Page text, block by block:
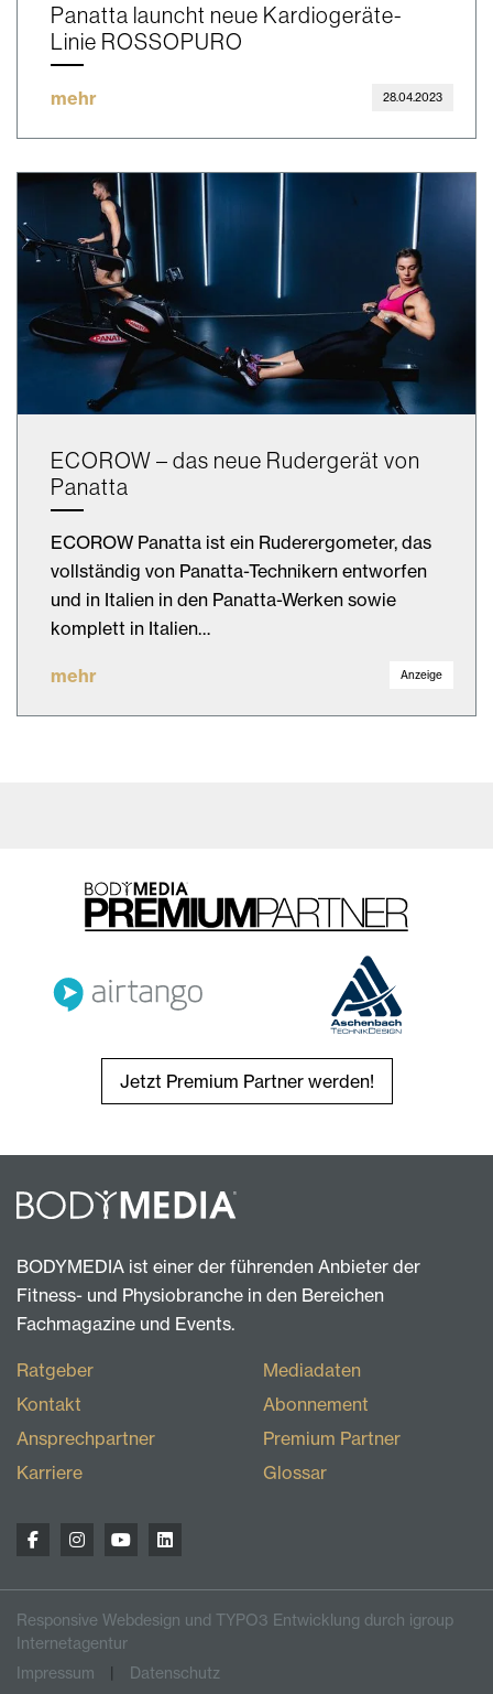
Panatta launcht neue Kardiogeräte-
Linie ROSSOPURO
mehr 28.04.2023
ECOROW – das neue Rudergerät von
Panatta
ECOROW Panatta ist ein Ruderergometer, das
vollständig von Panatta-Technikern entworfen
und in Italien in den Panatta-Werken sowie
komplett in Italien…
mehr Anzeige
Jetzt Premium Partner werden!
BODYMEDIA ist einer der führenden Anbieter der
Fitness- und Physiobranche in den Bereichen
Fachmagazine und Events.
Ratgeber
Kontakt
Ansprechpartner
Karriere
Mediadaten
Abonnement
Premium Partner
Glossar
Responsive Webdesign und TYPO3 Entwicklung durch igroup
Internetagentur
Impressum
Datenschutz